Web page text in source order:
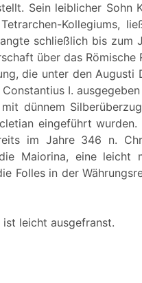
Sein leiblicher Sohn
Kollegiums,
schließlich bis zum
über das Römische
die unter den Augusti
I.
dünnem
eingeführt wurden.
im Jahre 346 n.
Maiorina, eine leicht
Folles in der
leicht ausgefranst.